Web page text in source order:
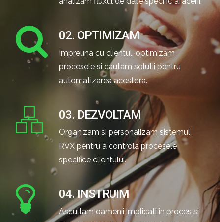
02. OPTIMIZAM
Impreuna cu clientul, optimizam
procesele si cautam solutii pentru
automatizarea acestora.
03. DEZVOLTAM
Organizam si personalizam sistemul
RVX pentru a controla procesele
specifice clientului.
04. INSTRUIM
Ascultam oamenii implicati in proces si